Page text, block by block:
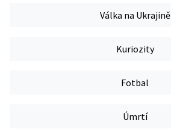
Válka na Ukrajině
Kuriozity
Fotbal
Úmrtí